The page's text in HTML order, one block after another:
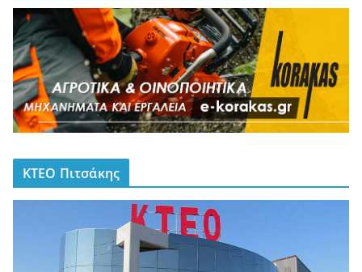
ΚΤΕΟ Πιτσάκης